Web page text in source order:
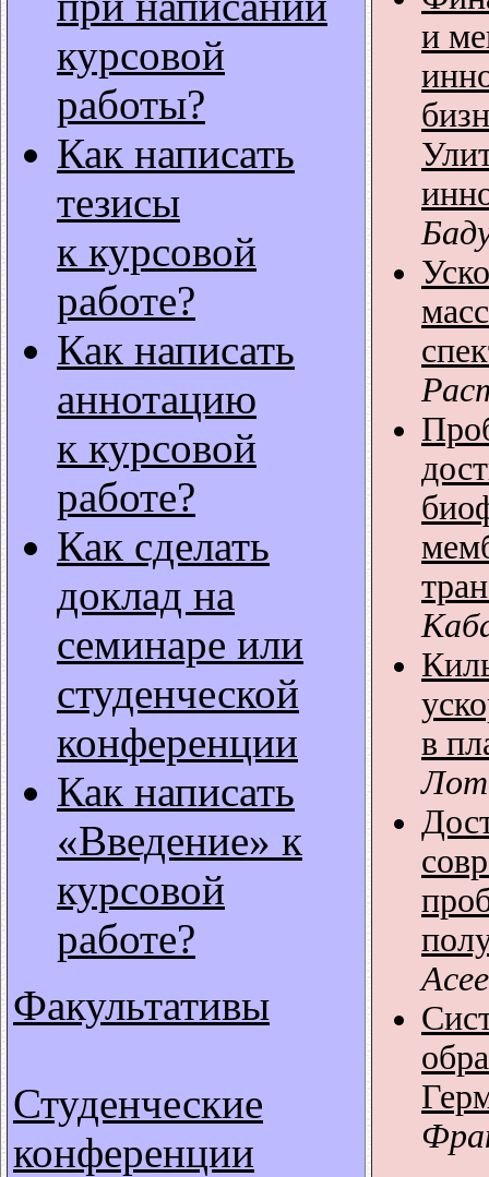
курсовой
работы?
Как написать
тезисы
к курсовой
работе?
Как написать
аннотацию
к курсовой
работе?
Как сделать
доклад на
семинаре или
студенческой
конференции
Как написать
«Введение» к
курсовой
работе?
Факультативы
Студенческие
конференции
и
в